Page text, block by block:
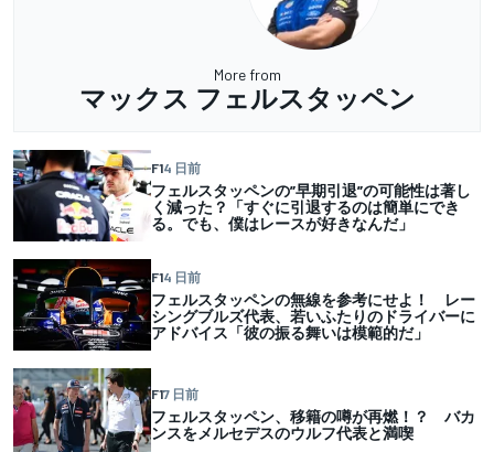
More from
マックス フェルスタッペン
F14 日前
フェルスタッペンの”早期引退”の可能性は著し
く減った？「すぐに引退するのは簡単にでき
る。でも、僕はレースが好きなんだ」
F14 日前
フェルスタッペンの無線を参考にせよ！ レー
シングブルズ代表、若いふたりのドライバーに
アドバイス「彼の振る舞いは模範的だ」
F17 日前
フェルスタッペン、移籍の噂が再燃！？ バカ
ンスをメルセデスのウルフ代表と満喫